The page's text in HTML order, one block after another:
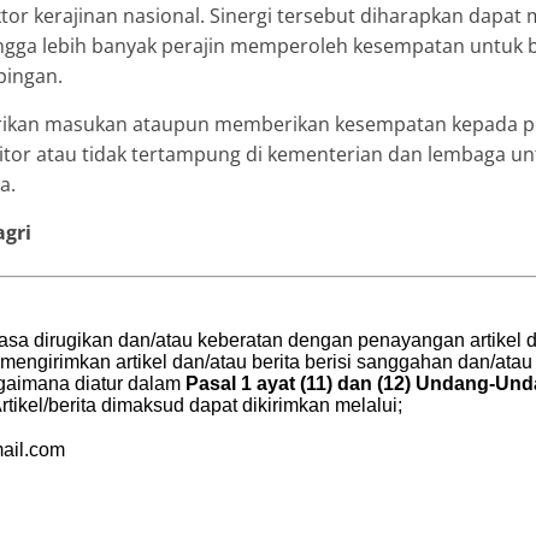
kerajinan nasional. Sinergi tersebut diharapkan dapat
lebih banyak perajin memperoleh kesempatan untuk
masukan ataupun memberikan kesempatan kepada
atau tidak tertampung di kementerian dan lembaga